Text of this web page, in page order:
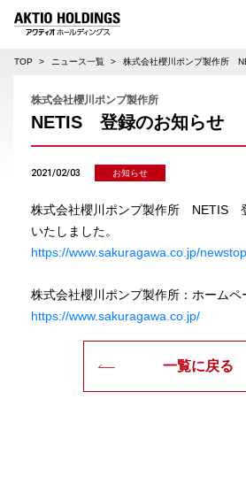
TOP ニュース一覧 株式会社櫻川ポンプ製作所
株式会社櫻川ポンプ製作所
NETIS 登録のお知らせ
2021/02/03 お知らせ
株式会社櫻川ポンプ製作所 NETIS
いたしました。
https://www.sakuragawa.co.jp/
株式会社櫻川ポンプ製作所：ホームペ
https://www.sakuragawa.co.jp/
一覧に戻る